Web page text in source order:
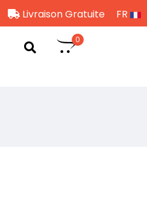
Livraison Gratuite FR
0